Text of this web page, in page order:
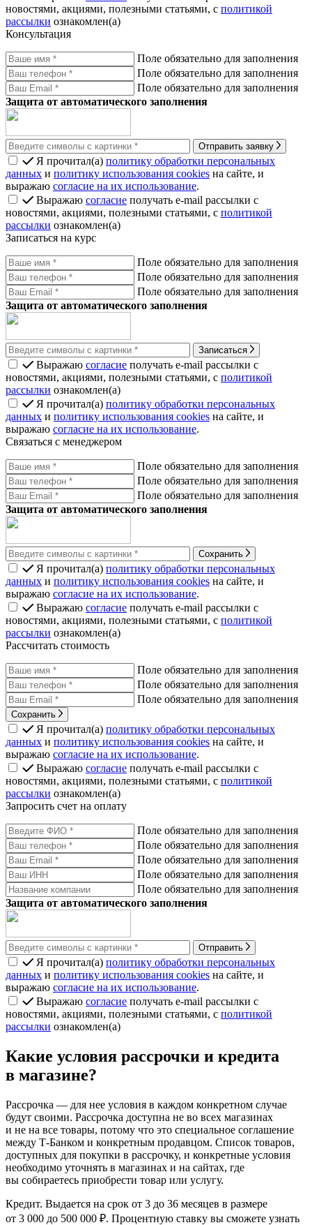
новостями, акциями, полезными статьями, с политикой
рассылки ознакомлен(а)
Консультация
Поле обязательно для заполнения
Поле обязательно для заполнения
Поле обязательно для заполнения
Защита от автоматического заполнения
Отправить заявку
Я прочитал(а) политику обработки персональных
данных и политику использования cookies на сайте, и
выражаю согласие на их использование.
Выражаю согласие получать e-mail рассылки с
новостями, акциями, полезными статьями, с политикой
рассылки ознакомлен(а)
Записаться на курс
Поле обязательно для заполнения
Поле обязательно для заполнения
Поле обязательно для заполнения
Защита от автоматического заполнения
Записаться
Выражаю согласие получать e-mail рассылки с
новостями, акциями, полезными статьями, с политикой
рассылки ознакомлен(а)
Я прочитал(а) политику обработки персональных
данных и политику использования cookies на сайте, и
выражаю согласие на их использование.
Связаться с менеджером
Поле обязательно для заполнения
Поле обязательно для заполнения
Поле обязательно для заполнения
Защита от автоматического заполнения
Сохранить
Я прочитал(а) политику обработки персональных
данных и политику использования cookies на сайте, и
выражаю согласие на их использование.
Выражаю согласие получать e-mail рассылки с
новостями, акциями, полезными статьями, с политикой
рассылки ознакомлен(а)
Рассчитать стоимость
Поле обязательно для заполнения
Поле обязательно для заполнения
Поле обязательно для заполнения
Сохранить
Я прочитал(а) политику обработки персональных
данных и политику использования cookies на сайте, и
выражаю согласие на их использование.
Выражаю согласие получать e-mail рассылки с
новостями, акциями, полезными статьями, с политикой
рассылки ознакомлен(а)
Запросить счет на оплату
Поле обязательно для заполнения
Поле обязательно для заполнения
Поле обязательно для заполнения
Поле обязательно для заполнения
Поле обязательно для заполнения
Защита от автоматического заполнения
Отправить
Я прочитал(а) политику обработки персональных
данных и политику использования cookies на сайте, и
выражаю согласие на их использование.
Выражаю согласие получать e-mail рассылки с
новостями, акциями, полезными статьями, с политикой
рассылки ознакомлен(а)
Какие условия рассрочки и кредита
в магазине?
Рассрочка — для нее условия в каждом конкретном случае
будут своими. Рассрочка доступна не во всех магазинах
и не на все товары, потому что это специальное соглашение
между Т‑Банком и конкретным продавцом. Список товаров,
доступных для покупки в рассрочку, и конкретные условия
необходимо уточнять в магазинах и на сайтах, где
вы собираетесь приобрести товар или услугу.
Кредит. Выдается на срок от 3 до 36 месяцев в размере
от 3 000 до 500 000 ₽. Процентную ставку вы сможете узнать